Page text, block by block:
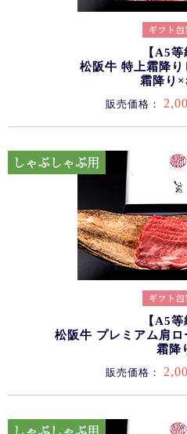
【A5等
松阪牛 特上霜降り
霜降り×
販売価格：
【A5等
松阪牛 プレミアム肩ロ
霜降
販売価格：